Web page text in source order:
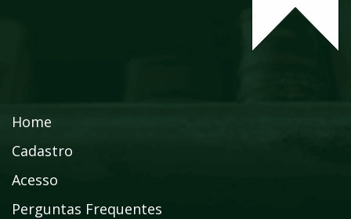
Home
Cadastro
Acesso
Perguntas Frequentes